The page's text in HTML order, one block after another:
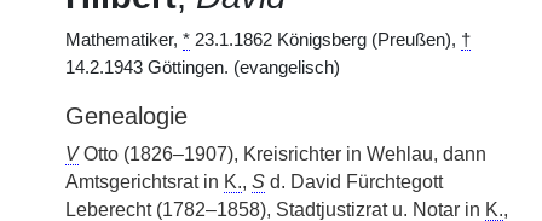
Mathematiker, * 23.1.1862 Königsberg (Preußen), †
14.2.1943 Göttingen. (evangelisch)
Genealogie
VOtto (1826–1907), Kreisrichter in Wehlau, dann
Amtsgerichtsrat in K., S d. David Fürchtegott
Leberecht (1782–1858), Stadtjustizrat u. Notar in K.,